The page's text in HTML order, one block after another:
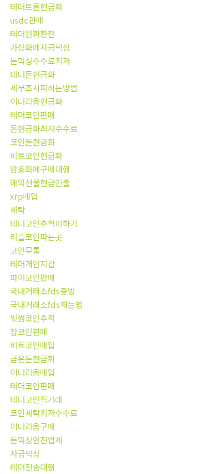
테더트론현금화
usdc판매
테더원화환전
가상화폐자금믹싱
돈믹싱수수료최저
테더돈현금화
세무조사피하는방법
이더리움현금화
테더코인판매
돈현금화최저수수료
코인돈현금화
비트코인현금화
암호화폐구매대행
해외선물현금인출
xrp매입
세탁
테더코인추척피하기
리플코인파는곳
코인무통
테더개인지갑
파이코인판매
국내거래소fds증빙
국내거래소fds깨는법
빗썸코인추적
잡코인판매
비트코인매입
금은돈현금화
이더리움매입
테더코인판매
테더코인직거래
코인세탁최저수수료
이더리움구매
돈믹싱안전업체
자금믹싱
테더전송대행